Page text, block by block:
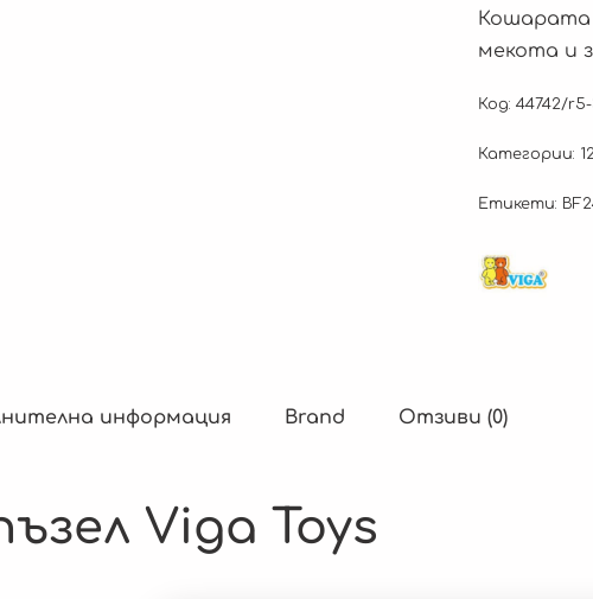
животни
и
Classic
World
Кошарата
мекота и
Код: 44742/r5-
Категории:
Етикети:
информация Brand Отзиви (0)
Viga Toys